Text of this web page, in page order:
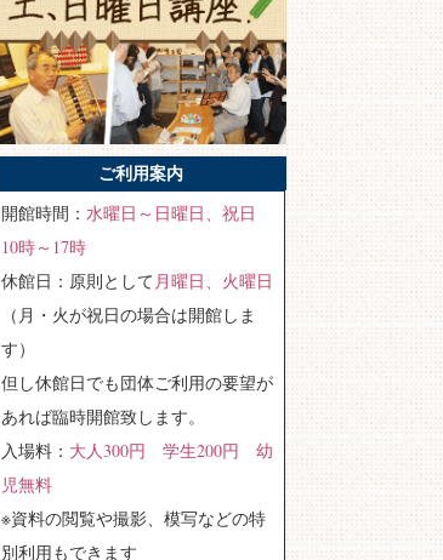
ご利用案内
開館時間：水曜日～日曜日、祝日
10時～17時
休館日：原則として月曜日、火曜日
（月・火が祝日の場合は開館しま
す）
但し休館日でも団体ご利用の要望が
あれば臨時開館致します。
入場料： 大人300円 学生200円 幼
児無料
※資料の閲覧や撮影、模写などの特
別利用もできます